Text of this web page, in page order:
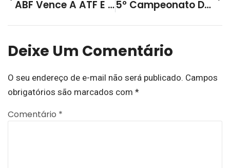
ABF Vence A ATF E Entra De Vez Na Disputa Pelas Primeiras Colocações Da Chave C No Campeonato Gaúcho Série Ouro 5º Campeonato De Futsal Camping Club Planalto – Conheça Os Campeões
Deixe Um Comentário
O seu endereço de e-mail não será publicado. Campos
obrigatórios são marcados com *
Comentário *